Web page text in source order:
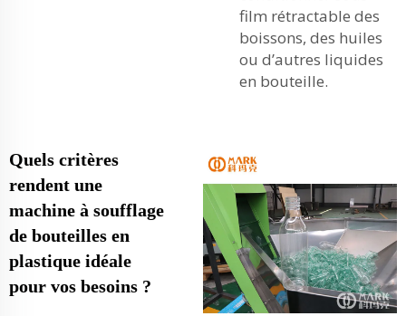
film rétractable des
boissons, des huiles
ou d’autres liquides
en bouteille.
Quels critères
rendent une
machine à soufflage
de bouteilles en
plastique idéale
pour vos besoins ?